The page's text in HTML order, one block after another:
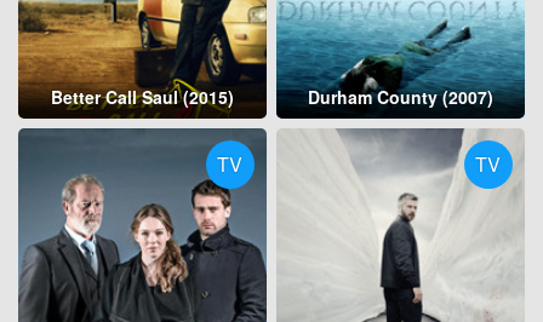
Better Call Saul (2015) Durham County (2007)
TV TV